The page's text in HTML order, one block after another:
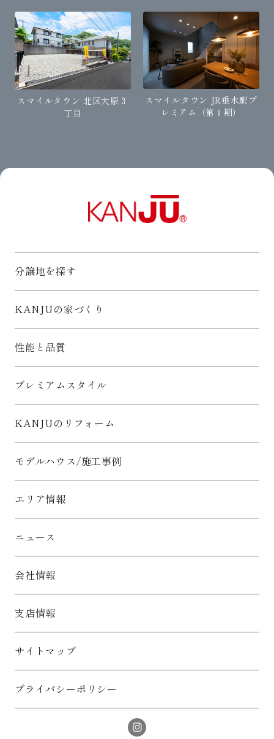
スマイルタウン 北区大原３
丁目
スマイルタウン JR垂水駅プ
レミアム（第Ⅰ期）
分譲地を探す
KANJUの家づくり
性能と品質
プレミアムスタイル
KANJUのリフォーム
モデルハウス/施工事例
エリア情報
ニュース
会社情報
支店情報
サイトマップ
プライバシーポリシー